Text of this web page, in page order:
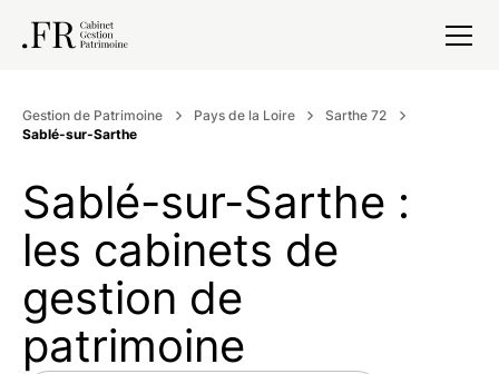
Gestion de Patrimoine Pays de la Loire
Sarthe 72
Sablé-sur-Sarthe
Sablé-sur-Sarthe :
les cabinets de
gestion de
patrimoine